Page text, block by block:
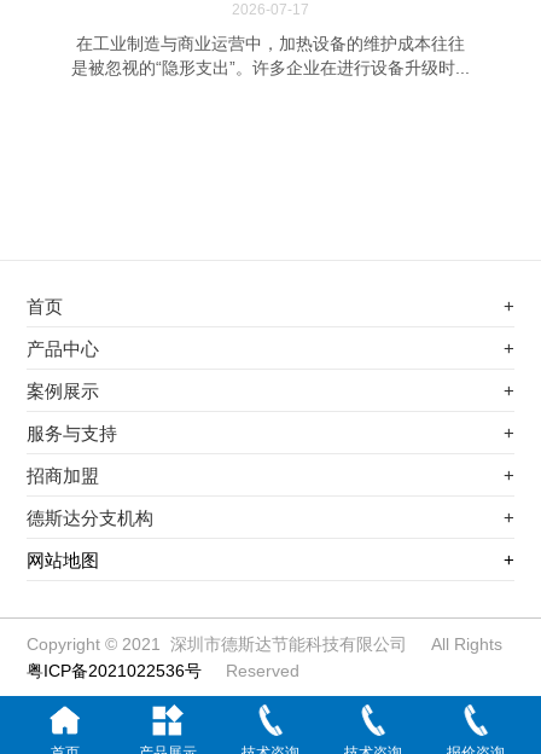
2026-07-17
在工业制造与商业运营中，加热设备的维护成本往往
是被忽视的“隐形支出”。许多企业在进行设备升级时...
首页 +
不锈钢专用电磁加热器
电磁蒸汽发生器
电磁加热棒配件
扩散泵电磁加热器
柜式电磁加热器
电磁锅炉配件
定制电磁加热线圈
磁能热水器
产品中心 +
不锈钢专用电磁加热器
电磁蒸汽发生器
电磁加热棒配件
变频电磁采暖炉
柜式电磁加热器
电磁锅炉配件
案例展示 +
最新案例
其他应用
服务与支持 +
服务覆盖网络
服务流程
招商加盟 +
前景分析
加盟条件
加盟流程
德斯达分支机构 +
江信电子机构
网站地图 +
Copyright © 2021 深圳市德斯达节能科技有限公司 All Rights
Reserved
粤ICP备2021022536号